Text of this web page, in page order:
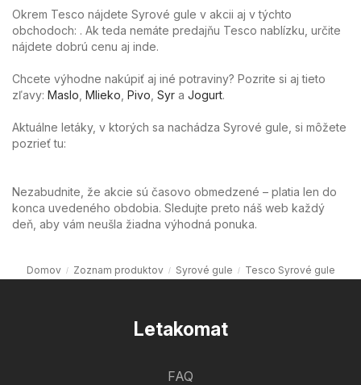
Okrem Tesco nájdete Syrové gule v akcii aj v týchto
obchodoch: . Ak teda nemáte predajňu Tesco nablízku, určite
nájdete dobrú cenu aj inde.
Chcete výhodne nakúpiť aj iné potraviny? Pozrite si aj tieto
zľavy: Maslo Mlieko Pivo Syr a Jogurt.
Aktuálne letáky, v ktorých sa nachádza Syrové gule, si môžete
pozrieť tu:
Nezabudnite, že akcie sú časovo obmedzené – platia len do
konca uvedeného obdobia. Sledujte preto náš web každý
deň, aby vám neušla žiadna výhodná ponuka.
Domov Zoznam produktov Syrové gule Tesco Syrové gule
Letakomat
FAQ